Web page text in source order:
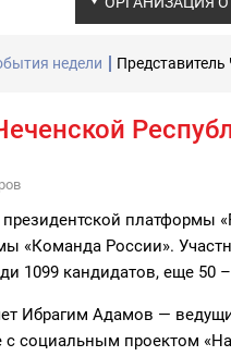
недели
платформы
«Команда России».
1099 кандидатов, еще 50
Ибрагим Адамов —
с социальным проектом